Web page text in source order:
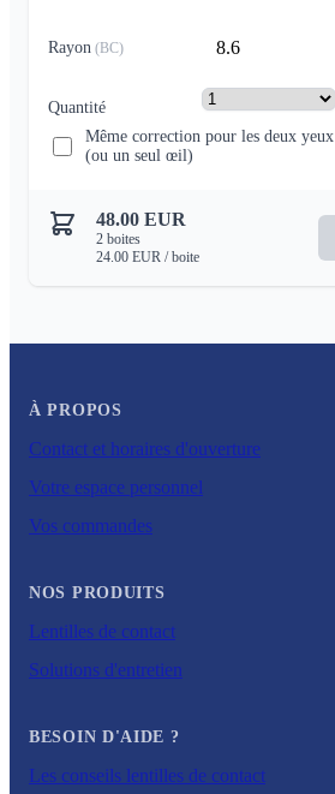
Rayon (BC) 8.6
Quantité
Même correction pour les deux yeux
(ou un seul œil)
48.00 EUR
2 boites
24.00 EUR / boite
À PROPOS
Contact et horaires d'ouverture
Votre espace personnel
Vos commandes
NOS PRODUITS
Lentilles de contact
Solutions d'entretien
BESOIN D'AIDE ?
Les conseils lentilles de contact